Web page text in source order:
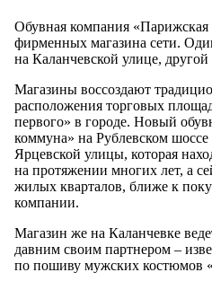
Обувная компания
фирменных магазина сети.
на Каланчевской улице,
Магазины воссоздают
расположения торговых
первого» в городе. Новый
коммуна» на Рублевском
Ярцевской улицы, которая
на протяжении многих лет, а
жилых кварталов, ближе к
компании.
Магазин же на Каланчевке
давним своим партнером –
по пошиву мужских костюмов